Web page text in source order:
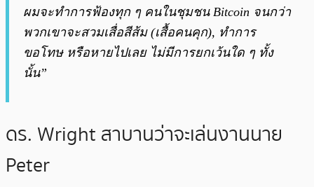
ผมจะทำการฟ้องทุก ๆ คนในชุมชน Bitcoin จนกว่า
พวกเขาจะสวมเสื่อสีส้ม (เสื้อคนคุก), ทำการ
ขอโทษ หรือหายไปเลย ไม่มีการยกเว้นใด ๆ ทั้ง
นั้น”
ดร. Wright สาบานว่าจะเล่นงานนาย
Peter